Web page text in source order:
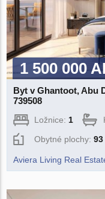
1 500 000
Byt v Ghantoot, Abu
739508
Ložnice:1
Obytné plochy:93
Aviera Living Real